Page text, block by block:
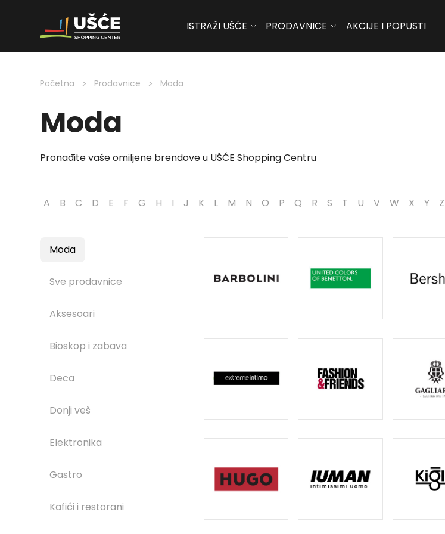
Skip to content
ISTRAŽI UŠĆE PRODAVNICE AKCIJE I POPUSTI
Početna > Prodavnice > Moda
Moda
Pronađite vaše omiljene brendove u UŠĆE Shopping Centru
A B C D E F G H I J K L M N O P Q R S T U V W X Y Z
Moda
Sve prodavnice
Aksesoari
Bioskop i zabava
Deca
Donji veš
Elektronika
Gastro
Kafići i restorani